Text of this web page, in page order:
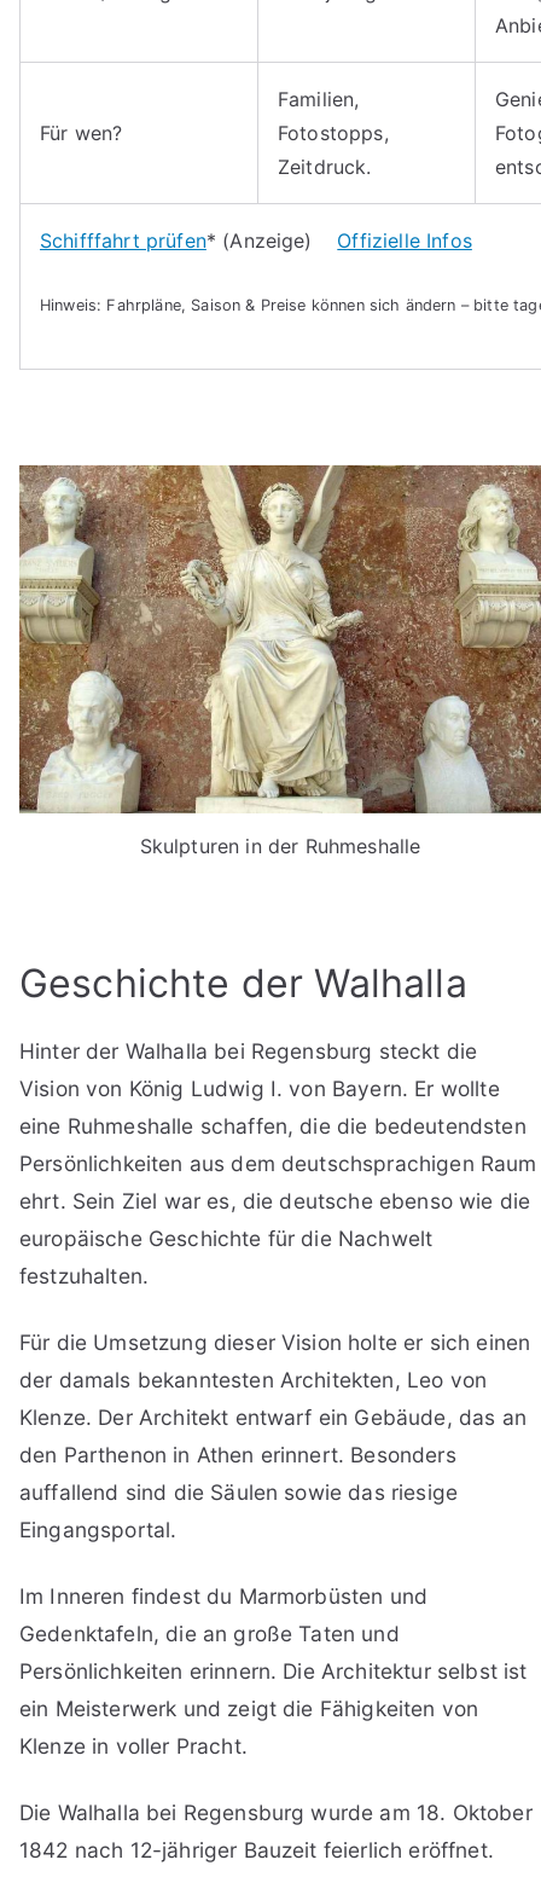
Für wen?
Familien,
Fotostopps,
Zeitdruck.
Schifffahrt prüfen* (Anzeige) Offizielle Infos
Hinweis: Fahrpläne, Saison & Preise können sich ändern – bitte
Skulpturen in der Ruhmeshalle
Geschichte der Walhalla
Hinter der Walhalla bei Regensburg steckt die
Vision von König Ludwig I. von Bayern. Er wollte
eine Ruhmeshalle schaffen, die die bedeutendsten
Persönlichkeiten aus dem deutschsprachigen Raum
ehrt. Sein Ziel war es, die deutsche ebenso wie die
europäische Geschichte für die Nachwelt
festzuhalten.
Für die Umsetzung dieser Vision holte er sich einen
der damals bekanntesten Architekten, Leo von
Klenze. Der Architekt entwarf ein Gebäude, das an
den Parthenon in Athen erinnert. Besonders
auffallend sind die Säulen sowie das riesige
Eingangsportal.
Im Inneren findest du Marmorbüsten und
Gedenktafeln, die an große Taten und
Persönlichkeiten erinnern. Die Architektur selbst ist
ein Meisterwerk und zeigt die Fähigkeiten von
Klenze in voller Pracht.
Die Walhalla bei Regensburg wurde am 18. Oktober
1842 nach 12-jähriger Bauzeit feierlich eröffnet.